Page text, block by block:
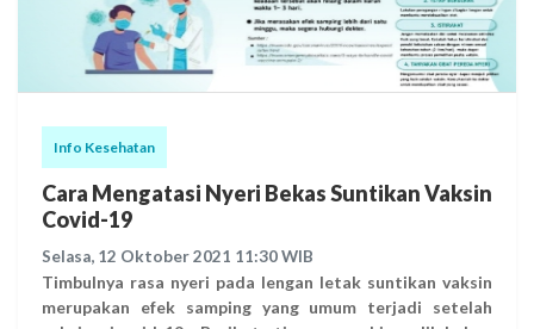
Info Kesehatan
Cara Mengatasi Nyeri Bekas Suntikan Vaksin
Covid-19
Selasa, 12 Oktober 2021 11:30 WIB
Timbulnya rasa nyeri pada lengan letak suntikan vaksin
merupakan efek samping yang umum terjadi setelah